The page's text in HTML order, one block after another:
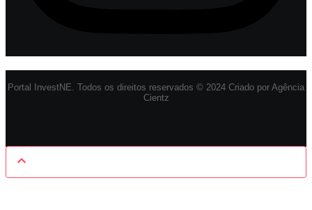
Portal InvestNE. Todos os direitos reservados © 2024 Criado por Agência
Cientz